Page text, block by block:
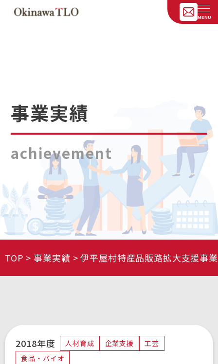
事業実績
achievement
TOP 事業実績 伊平屋村特産品販路拡大支援事業
2018年度 人材育成 企業支援
工芸
食品・バイオ